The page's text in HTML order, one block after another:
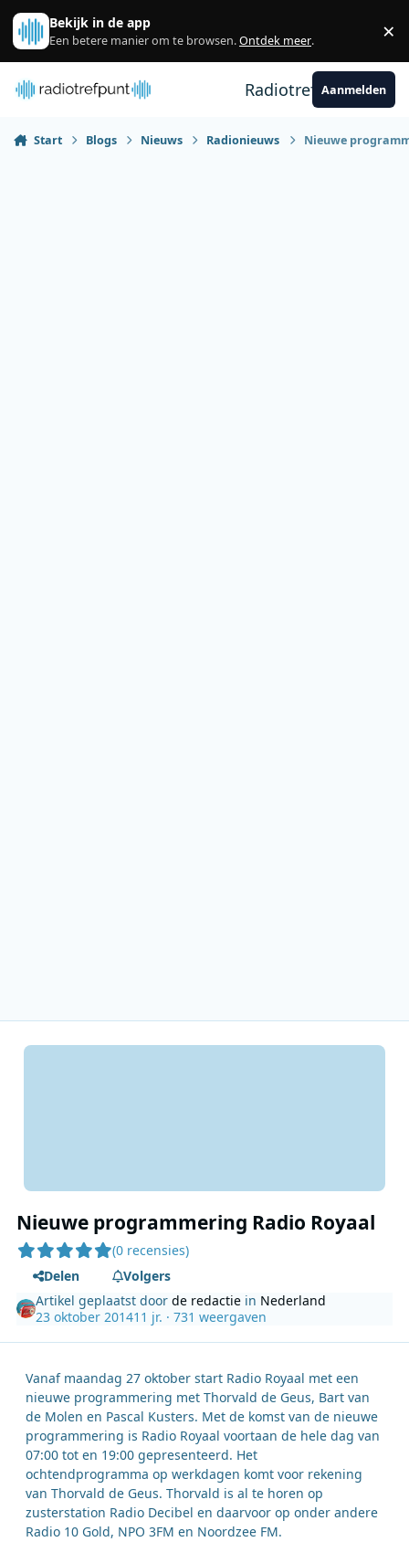
Spring naar bijdragen
Bekijk in de app
Een betere manier om te browsen.Ontdek meer. ×
RadiotrefpuntAanmelden
Start Blogs Nieuws Radionieuws Nieuwe
Nieuwe programmering Radio Royaal
(0 recensies)
Delen
Volgers
Artikel geplaatst doorde redactie in Nederland
23 oktober 201411 jr. · 731 weergaven
Vanaf maandag 27 oktober start Radio Royaal met een
nieuwe programmering met Thorvald de Geus, Bart van
de Molen en Pascal Kusters. Met de komst van de nieuwe
programmering is Radio Royaal voortaan de hele dag van
07:00 tot en 19:00 gepresenteerd. Het
ochtendprogramma op werkdagen komt voor rekening
van Thorvald de Geus. Thorvald is al te horen op
zusterstation Radio Decibel en daarvoor op onder andere
Radio 10 Gold, NPO 3FM en Noordzee FM.